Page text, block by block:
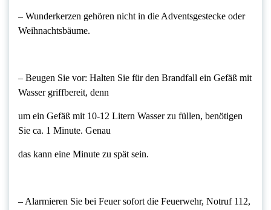
– Wunderkerzen gehören nicht in die Adventsgestecke oder
Weihnachtsbäume.
– Beugen Sie vor: Halten Sie für den Brandfall ein Gefäß mit
Wasser griffbereit, denn
um ein Gefäß mit 10-12 Litern Wasser zu füllen, benötigen
Sie ca. 1 Minute. Genau
das kann eine Minute zu spät sein.
– Alarmieren Sie bei Feuer sofort die Feuerwehr, Notruf 112,